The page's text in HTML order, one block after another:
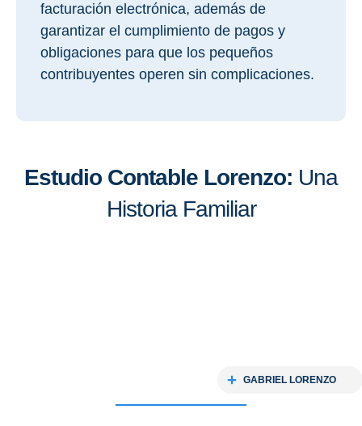
facturación electrónica, además de
garantizar el cumplimiento de pagos y
obligaciones para que los pequeños
contribuyentes operen sin complicaciones.
Estudio Contable Lorenzo: Una
Historia Familiar
GABRIEL LORENZO